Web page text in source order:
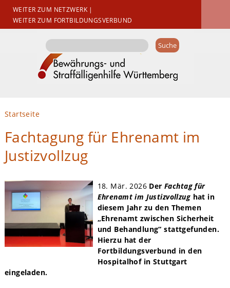
WEITER ZUM NETZWERK|
WEITER ZUM FORTBILDUNGSVERBUND
Suchformular
Suche
Sie sind hier
Startseite
Fachtagung für Ehrenamt im
Justizvollzug
18. Mär. 2026 DerFachtag für
Ehrenamt im Justizvollzug hat in
diesem Jahr zu den Themen
„Ehrenamt zwischen Sicherheit
und Behandlung“ stattgefunden.
Hierzu hat der
Fortbildungsverbund in den
Hospitalhof in Stuttgart
eingeladen.